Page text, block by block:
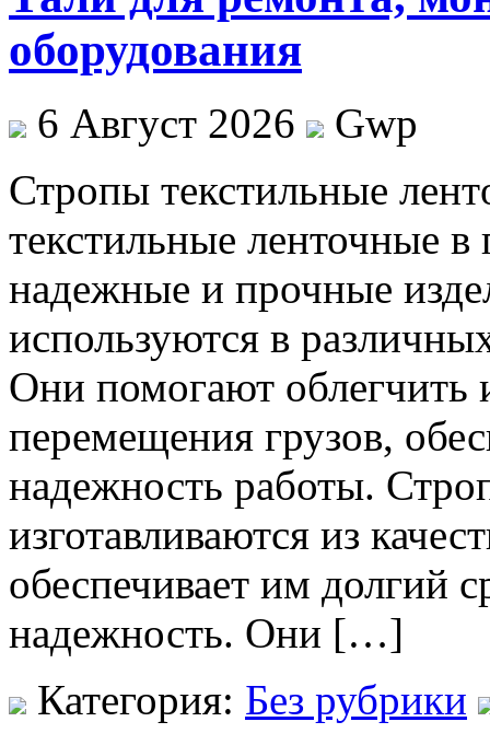
оборудования
6 Август 2026
Gwp
Стрoпы тeкстильныe
текстильные ленточные
надежные и прочные
используются в
Они помогают облегчить
перемещения грузов,
надежность работы.
изготавливаются из
обеспечивает им долгий
надежность. Они […]
Категория: Без рубрики